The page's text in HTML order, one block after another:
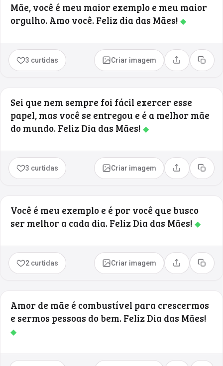
Mãe, você é meu maior exemplo e meu maior
orgulho. Amo você. Feliz dia das Mães! ◆
3 curtidas Criar imagem Compartilhar
Copiar
Sei que nem sempre foi fácil exercer esse
papel, mas você se entregou e é a melhor mãe
do mundo. Feliz Dia das Mães! ◆
3 curtidas Criar imagem Compartilhar
Copiar
Você é meu exemplo e é por você que busco
ser melhor a cada dia. Feliz Dia das Mães! ◆
2 curtidas Criar imagem Compartilhar
Copiar
Amor de mãe é combustível para crescermos
e sermos pessoas do bem. Feliz Dia das Mães!
◆